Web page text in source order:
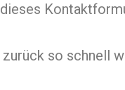
so schnell